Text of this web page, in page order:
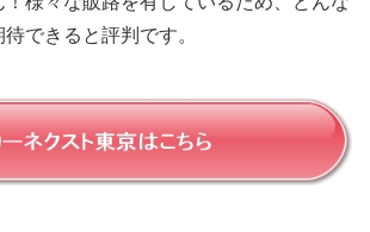
できると評判です。